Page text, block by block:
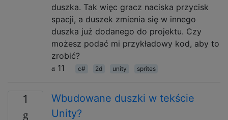
duszka. Tak więc gracz naciska przycisk
spacji, a duszek zmienia się w innego
duszka już dodanego do projektu. Czy
możesz podać mi przykładowy kod, aby to
zrobić?
11
c# 2d unity sprites
1
Wbudowane duszki w tekście
Unity?